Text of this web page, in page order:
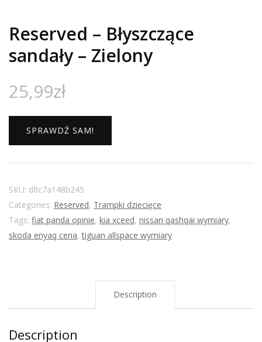
Reserved – Błyszczące
sandały – Zielony
25,99zł
SPRAWDŹ SAM!
SKU: d8c7a148b245
Categories: Reserved, Trampki dziecięce
Tags: fiat panda opinie, kia xceed, nissan qashqai wymiary,
skoda enyaq cena,tiguan allspace wymiary
Description
Description